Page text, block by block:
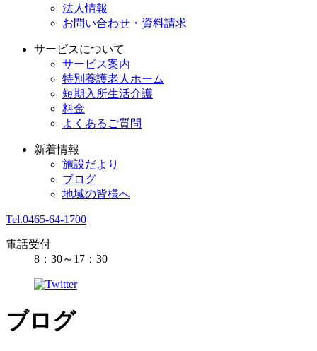
法人情報
お問い合わせ・資料請求
サービスについて
サービス案内
特別養護老人ホーム
短期入所生活介護
料金
よくあるご質問
新着情報
施設だより
ブログ
地域の皆様へ
Tel.0465-64-1700
電話受付
8：30～17：30
ブログ